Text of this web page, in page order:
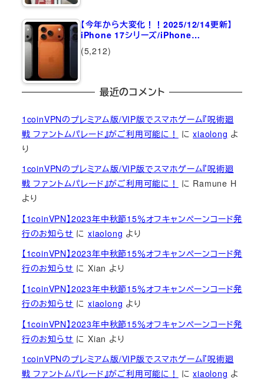
【今年から大変化！！2025/12/14更新】
iPhone 17シリーズ/iPhone…
(5,212)
最近のコメント
1coinVPNのプレミアム版/VIP版でスマホゲーム『呪術廻
戦 ファントムパレード』がご利用可能に！
にxiaolong よ
り
1coinVPNのプレミアム版/VIP版でスマホゲーム『呪術廻
戦 ファントムパレード』がご利用可能に！
に Ramune H
より
【1coinVPN】2023年中秋節15％オフキャンペーンコード発
行のお知らせ にxiaolong より
【1coinVPN】2023年中秋節15％オフキャンペーンコード発
行のお知らせ にXian より
【1coinVPN】2023年中秋節15％オフキャンペーンコード発
行のお知らせ にxiaolong より
【1coinVPN】2023年中秋節15％オフキャンペーンコード発
行のお知らせ にXian より
1coinVPNのプレミアム版/VIP版でスマホゲーム『呪術廻
戦 ファントムパレード』がご利用可能に！
にxiaolong よ